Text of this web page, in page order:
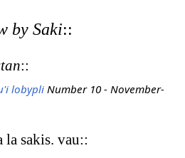
by Saki::
::
lobypli Number 10 - November-
sakis. vau::